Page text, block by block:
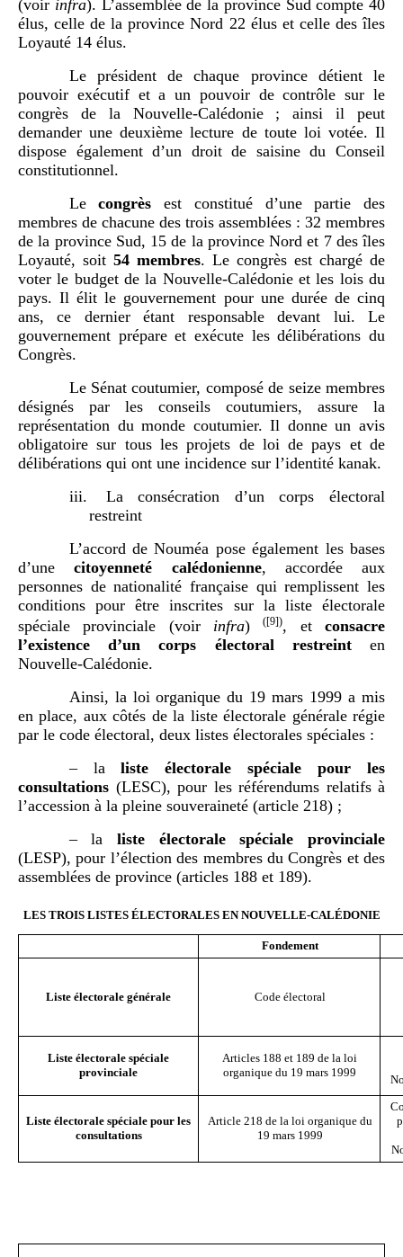
(voir infra). L’assemblée de la province Sud compte 40
élus, celle de la province Nord 22 élus et celle des îles
Loyauté 14 élus.
Le président de chaque province détient le
pouvoir exécutif et a un pouvoir de contrôle sur le
congrès de la Nouvelle-Calédonie ; ainsi il peut
demander une deuxième lecture de toute loi votée. Il
dispose également d’un droit de saisine du Conseil
constitutionnel.
Lecongrès est constitué d’une partie des
membres de chacune des trois assemblées : 32 membres
de la province Sud, 15 de la province Nord et 7 des îles
Loyauté, soit 54 membres. Le congrès est chargé de
voter le budget de la Nouvelle-Calédonie et les lois du
pays. Il élit le gouvernement pour une durée de cinq
ans, ce dernier étant responsable devant lui. Le
gouvernement prépare et exécute les délibérations du
Congrès.
Le Sénat coutumier, composé de seize membres
désignés par les conseils coutumiers, assure la
représentation du monde coutumier. Il donne un avis
obligatoire sur tous les projets de loi de pays et de
délibérations qui ont une incidence sur l’identité kanak.
iii.
La consécration d’un corps électoral
restreint
L’accord de Nouméa pose également les bases
d’unecitoyenneté calédonienne, accordée aux
personnes de nationalité française qui remplissent les
conditions pour être inscrites sur la liste électorale
spéciale provinciale (voir infra)([9]), etconsacre
l’existence d’un corps électoral restreinten
Nouvelle-Calédonie.
Ainsi, la loi organique du 19 mars 1999 a mis
en place, aux côtés de la liste électorale générale régie
par le code électoral, deux listes électorales spéciales :
– laliste électorale spéciale pour les
consultations (LESC), pour les référendums relatifs à
l’accession à la pleine souveraineté (article 218) ;
– laliste électorale spéciale provinciale
(LESP), pour l’élection des membres du Congrès et des
assemblées de province (articles 188 et 189).
LES TROIS LISTES ÉLECTORALES EN NOUVELLE-CALÉDONIE
Fondement
Liste électorale générale Code électoral
Liste électorale spéciale
provinciale
Articles 188 et 189 de la loi
organique du 19 mars 1999
Liste électorale spéciale pour les
consultations
Article 218 de la loi organique du
19 mars 1999